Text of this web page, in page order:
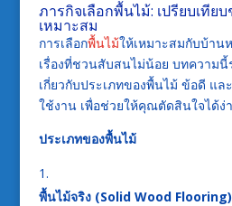
ภารกิจเลือกพื้นไม้: เปรียบเทีย
เหมาะสม
การเลือกพื้นไม้ให้เหมาะสมกับบ้าน
เรื่องที่ชวนสับสนไม่น้อย บทความ
เกี่ยวกับประเภทของพื้นไม้ ข้อดี แล
ใช้งาน เพื่อช่วยให้คุณตัดสินใจได้ง่
ประเภทของพื้นไม้
พื้นไม้จริง (Solid Wood